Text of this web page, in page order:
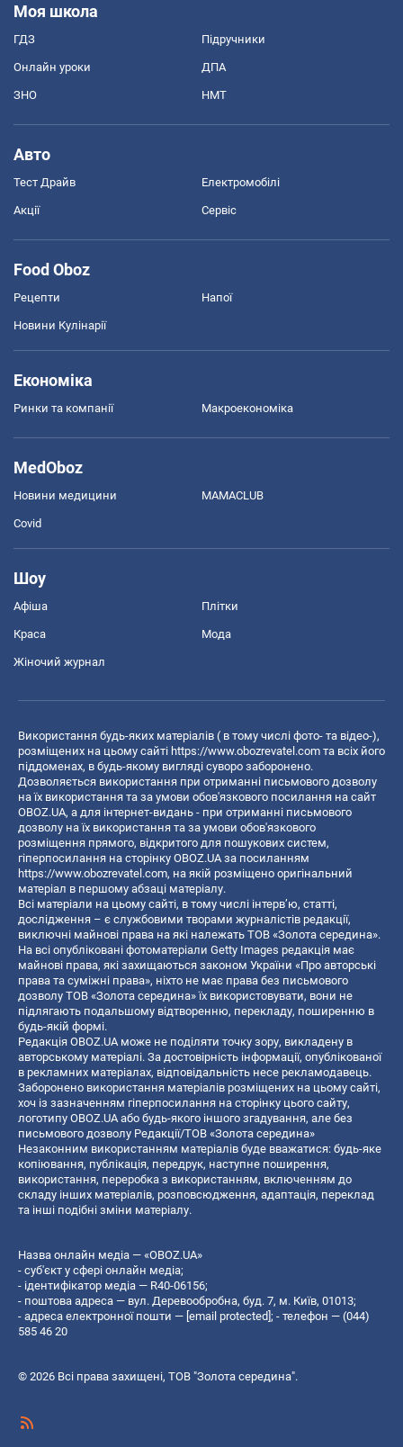
Моя школа
ГДЗ Підручники
Онлайн уроки ДПА
ЗНО НМТ
Авто
Тест Драйв Електромобілі
Акції Сервіс
Food Oboz
Рецепти Напої
Новини Кулінарії
Економіка
Ринки та компанії Макроекономіка
MedOboz
Новини медицини MAMACLUB
Covid
Шоу
Афіша Плітки
Краса Мода
Жіночий журнал
Використання будь-яких матеріалів ( в тому числі фото- та відео-),
розміщених на цьому сайті https://www.obozrevatel.com та всіх його
піддоменах, в будь-якому вигляді суворо заборонено.
Дозволяється використання при отриманні письмового дозволу
на їх використання та за умови обов'язкового посилання на сайт
OBOZ.UA, а для інтернет-видань - при отриманні письмового
дозволу на їх використання та за умови обов'язкового
розміщення прямого, відкритого для пошукових систем,
гіперпосилання на сторінку OBOZ.UA за посиланням
https://www.obozrevatel.com, на якій розміщено оригінальний
матеріал в першому абзаці матеріалу.
Всі матеріали на цьому сайті, в тому числі інтерв’ю, статті,
дослідження – є службовими творами журналістів редакції,
виключні майнові права на які належать ТОВ «Золота середина».
На всі опубліковані фотоматеріали Getty Images редакція має
майнові права, які захищаються законом України «Про авторські
права та суміжні права», ніхто не має права без письмового
дозволу ТОВ «Золота середина» їх використовувати, вони не
підлягають подальшому відтворенню, перекладу, поширенню в
будь-якій формі.
Редакція OBOZ.UA може не поділяти точку зору, викладену в
авторському матеріалі. За достовірність інформації, опублікованої
в рекламних матеріалах, відповідальність несе рекламодавець.
Заборонено використання матеріалів розміщених на цьому сайті,
хоч із зазначенням гіперпосилання на сторінку цього сайту,
логотипу OBOZ.UA або будь-якого іншого згадування, але без
письмового дозволу Редакції/ТОВ «Золота середина»
Незаконним використанням матеріалів буде вважатися: будь-яке
копiювання, публiкацiя, передрук, наступне поширення,
використання, переробка з використанням, включенням до
складу інших матеріалів, розповсюдження, адаптація, переклад
та інші подібні зміни матеріалу.
Назва онлайн медіа — «OBOZ.UA»
- суб'єкт у сфері онлайн медіа;
- ідентифікатор медіа — R40-06156;
- поштова адреса — вул. Деревообробна, буд. 7, м. Київ, 01013;
- адреса електронної пошти — [email protected]; - телефон — (044)
585 46 20
© 2026 Всі права захищені, ТОВ "Золота середина".